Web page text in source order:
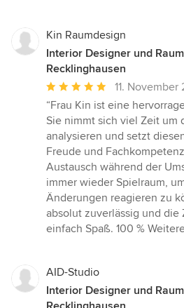
Kin Raumdesign
Interior Designer und
Recklinghausen
Durchschnittliche
Bewertung:
5
von
5
Sternen
11. November
“Frau Kin ist eine
Sie nimmt sich viel Zeit um
analysieren und setzt
Freude und
Austausch während der
immer wieder Spielraum,
Änderungen reagieren zu
absolut zuverlässig und die
einfach Spaß. 100 %
AID-Studio
Interior Designer und